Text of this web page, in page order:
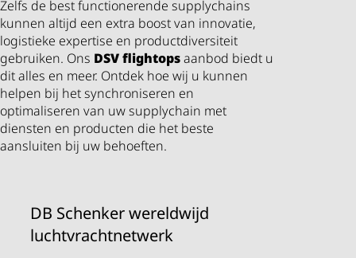
Zelfs de best functionerende supplychains
kunnen altijd een extra boost van innovatie,
logistieke expertise en productdiversiteit
gebruiken. Ons DSVflightopsaanbod biedt u
dit alles en meer. Ontdek hoe wij u kunnen
helpen bij het synchroniseren en
optimaliseren van uw supplychain met
diensten en producten die het beste
aansluiten bij uw behoeften.
DB Schenker wereldwijd
luchtvrachtnetwerk